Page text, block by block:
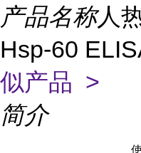
产品名称人
Hsp-60
似产品 >
简介